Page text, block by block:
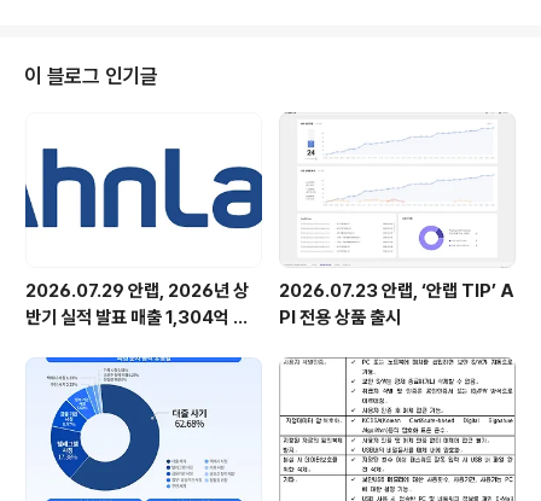
ce, 서비스형 소프트웨어) 기업을 대상으로 추진하는 다양
한 SaaS 육성 및 개발 지원 사업에서 ‘MSP 공급기업(MS
P Pool)’으로 선정되어 안전한 클라우드 전환을 위한 서비
스를 제공한다(보충자료 참조). 안랩은 3월, ▲과학기술정
보통신부∙한국지능정보사회진..
이 블로그 인기글
2026.07.29 안랩, 2026년 상
반기 실적 발표 매출 1,304억 원,
2026.07.23 안랩, ‘안랩 TIP’ A
PI 전용 상품 출시